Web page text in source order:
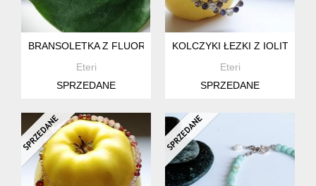
BRANSOLETKA Z FLUORYTEM
Eteri
SPRZEDANE
KOLCZYKI ŁEZKI Z IOLITAMI
Eteri
SPRZEDANE